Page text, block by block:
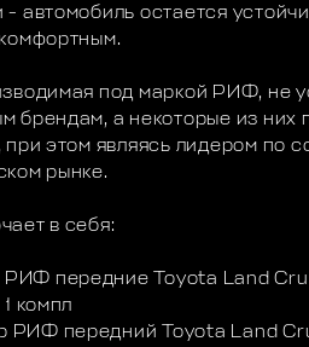
- автомобиль остается
под маркой РИФ, не
брендам, а некоторые из них
при этом являясь лидером по
рынке.
в себя:
передние Toyota Land
компл
РИФ передний Toyota Land